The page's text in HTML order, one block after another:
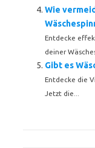
Wie
Entdecke
deiner
Gibt es
Entdecke die
Jetzt die...